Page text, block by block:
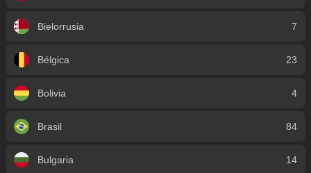
Bielorrusia 7
Bélgica 23
Bolivia 4
Brasil 84
Bulgaria 14